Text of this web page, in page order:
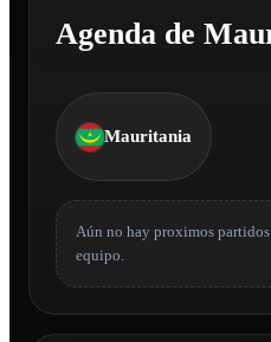
Agenda de
Mauritania
Aún no hay proximos
equipo.